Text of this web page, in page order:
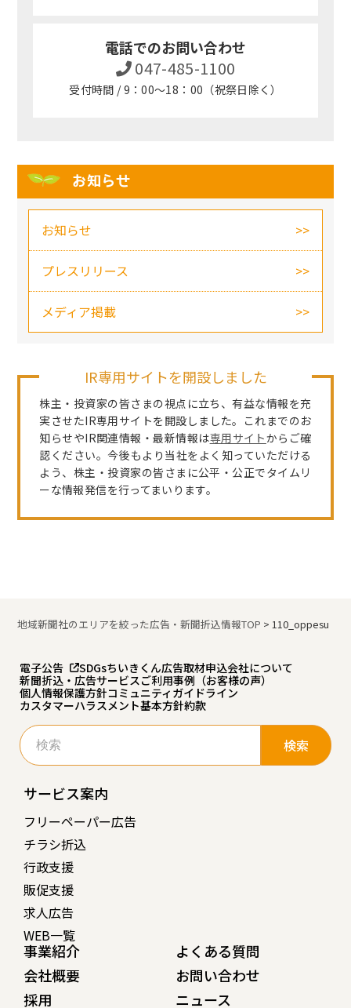
電話でのお問い合わせ
047-485-1100
受付時間 / 9：00～18：00（祝祭日除く）
お知らせ
お知らせ
プレスリリース
メディア掲載
IR専用サイトを開設しました
株主・投資家の皆さまの視点に立ち、有益な情報を充
実させたIR専用サイトを開設しました。これまでのお
知らせやIR関連情報・最新情報は専用サイトからご確
認ください。今後もより当社をよく知っていただける
よう、株主・投資家の皆さまに公平・公正でタイムリ
ーな情報発信を行ってまいります。
地域新聞社のエリアを絞った広告・新聞折込情報TOP >110_oppesu
電子公告 SDGsちいきくん広告取材申込会社について
新聞折込・広告サービスご利用事例（お客様の声）
個人情報保護方針コミュニティガイドライン
カスタマーハラスメント基本方針約款
検
索:
サービス案内
フリーペーパー広告
チラシ折込
行政支援
販促支援
求人広告
WEB一覧
事業紹介
会社概要
採用
よくある質問
お問い合わせ
ニュース